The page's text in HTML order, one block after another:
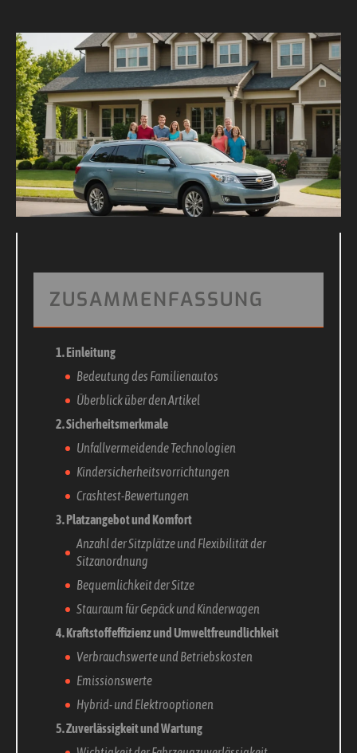
ZUSAMMENFASSUNG
1. Einleitung
Bedeutung des Familienautos
Überblick über den Artikel
2. Sicherheitsmerkmale
Unfallvermeidende Technologien
Kindersicherheitsvorrichtungen
Crashtest-Bewertungen
3. Platzangebot und Komfort
Anzahl der Sitzplätze und Flexibilität der
Sitzanordnung
Bequemlichkeit der Sitze
Stauraum für Gepäck und Kinderwagen
4. Kraftstoffeffizienz und Umweltfreundlichkeit
Verbrauchswerte und Betriebskosten
Emissionswerte
Hybrid- und Elektrooptionen
5. Zuverlässigkeit und Wartung